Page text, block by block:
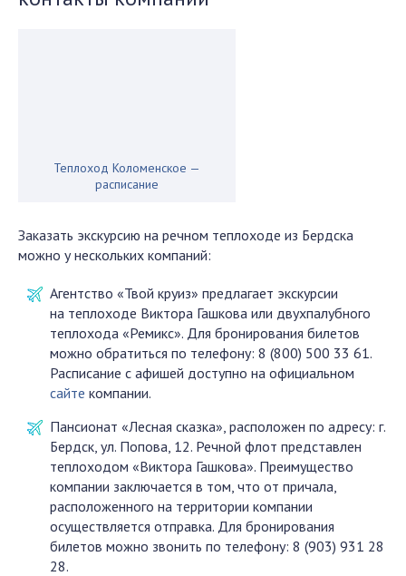
Теплоход Коломенское —
расписание
Заказать экскурсию на речном теплоходе из Бердска
можно у нескольких компаний:
Агентство «Твой круиз» предлагает экскурсии
на теплоходе Виктора Гашкова или двухпалубного
теплохода «Ремикс». Для бронирования билетов
можно обратиться по телефону: 8 (800) 500 33 61.
Расписание с афишей доступно на официальном
сайте компании.
Пансионат «Лесная сказка», расположен по адресу: г.
Бердск, ул. Попова, 12. Речной флот представлен
теплоходом «Виктора Гашкова». Преимущество
компании заключается в том, что от причала,
расположенного на территории компании
осуществляется отправка. Для бронирования
билетов можно звонить по телефону: 8 (903) 931 28
28.